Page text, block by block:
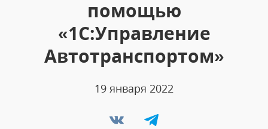
помощью
«1С:Управление
Автотранспортом»
19 января 2022